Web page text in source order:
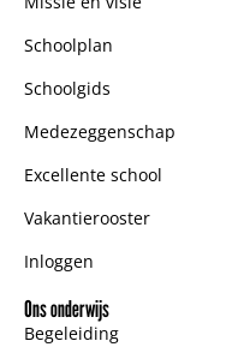
Schoolplan
Schoolgids
Medezeggenschap
Excellente school
Vakantierooster
Inloggen
Ons onderwijs
Begeleiding